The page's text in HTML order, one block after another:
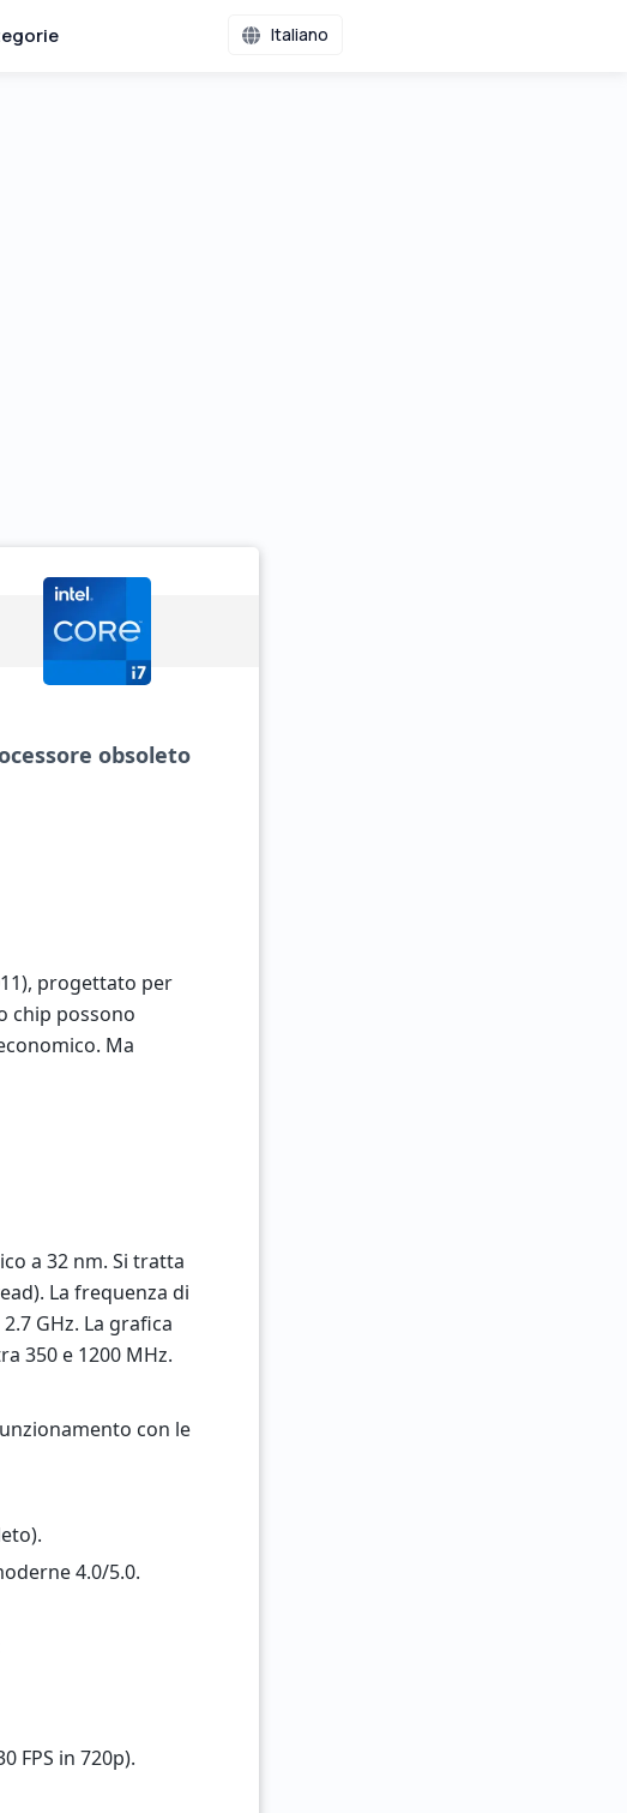
Italiano
obsoleto
progettato per
chip possono
Ma
a 32 nm. Si tratta
La frequenza di
GHz. La grafica
350 e 1200 MHz.
con le
4.0/5.0.
FPS in 720p).